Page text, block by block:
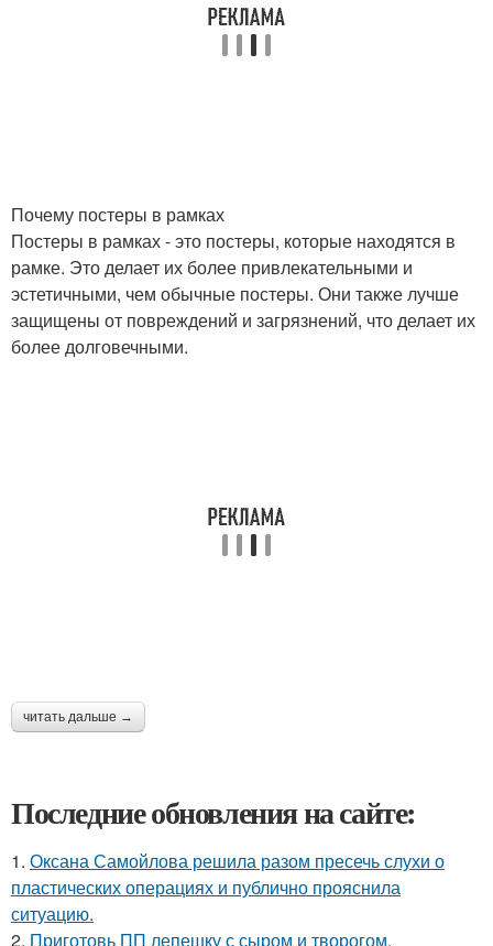
Почему постеры в рамках
Постеры в рамках - это постеры, которые находятся в
рамке. Это делает их более привлекательными и
эстетичными, чем обычные постеры. Они также лучше
защищены от повреждений и загрязнений, что делает их
более долговечными.
читать дальше →
Последние обновления на сайте:
1. Оксана Самойлова решила разом пресечь слухи о
пластических операциях и публично прояснила
ситуацию.
2. Приготовь ПП лепешку с сыром и творогом.